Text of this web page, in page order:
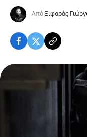
ΑπόΞιφαράς